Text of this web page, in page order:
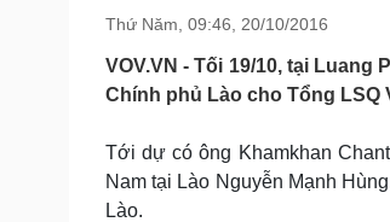
Pháp luật
Tin nóng
Tư vấn luật
Việt
Sức khỏe
Đời
Thứ Năm, 09:46, 20/10/2016
VOV.VN - Tối 19/10, tại
Chính phủ Lào cho Tổng LSQ
Tới dự có ông Khamkhan
Nam tại Lào Nguyễn Mạnh
Lào.